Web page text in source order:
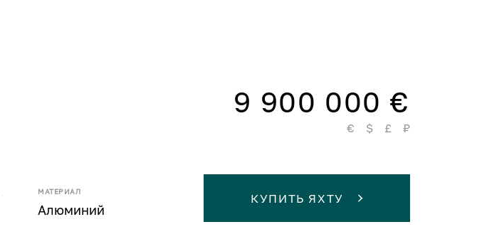
9 900 000 €
€ $ £ ₽
МАТЕРИАЛ
Алюминий
КУПИТЬ ЯХТУ